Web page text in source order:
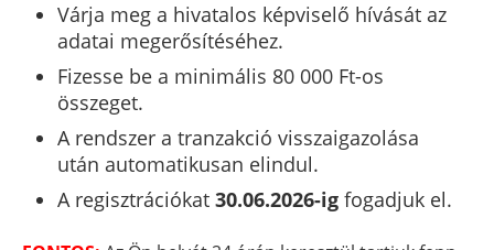
Várja meg a hivatalos képviselő hívását az
adatai megerősítéséhez.
Fizesse be a minimális 80 000 Ft-os
összeget.
A rendszer a tranzakció visszaigazolása
után automatikusan elindul.
A regisztrációkat30.06.2026-igfogadjuk el.